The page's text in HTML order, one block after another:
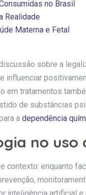
no Brasil
Realidade
Materna e Fetal
sobre a
influenciar
em tratamentos
de substâncias
a dependência
no uso
contexto: enquanto
inteligência artificial